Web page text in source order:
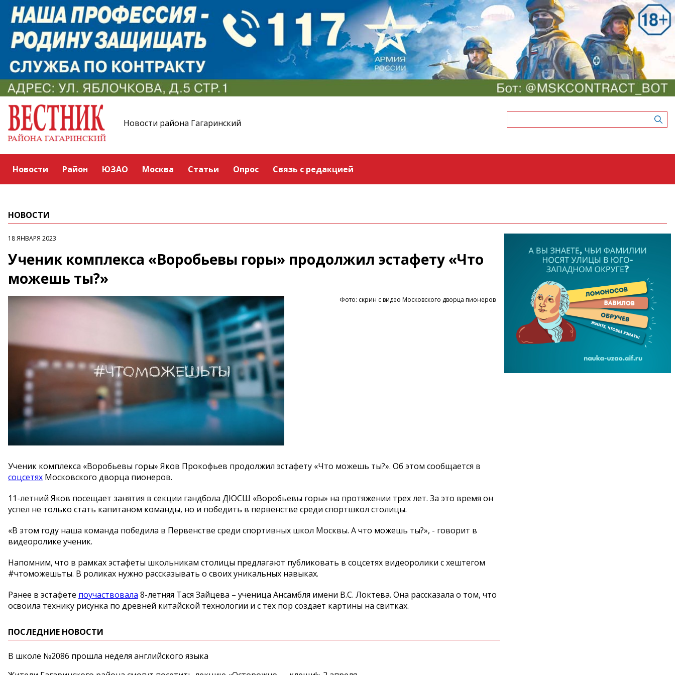
Новости района Гагаринский
Новости Район ЮЗАО Москва Статьи Опрос Связь с редакцией
НОВОСТИ
18 ЯНВАРЯ 2023
Ученик комплекса «Воробьевы горы» продолжил эстафету «Что
можешь ты?»
Фото: скрин с видео Московского дворца пионеров
Ученик комплекса «Воробьевы горы» Яков Прокофьев продолжил эстафету «Что можешь ты?». Об этом сообщается в
соцсетях Московского дворца пионеров.
11-летний Яков посещает занятия в секции гандбола ДЮСШ «Воробьевы горы» на протяжении трех лет. За это время он
успел не только стать капитаном команды, но и победить в первенстве среди спортшкол столицы.
«В этом году наша команда победила в Первенстве среди спортивных школ Москвы. А что можешь ты?», - говорит в
видеоролике ученик.
Напомним, что в рамках эстафеты школьникам столицы предлагают публиковать в соцсетях видеоролики с хештегом
#чтоможешьты. В роликах нужно рассказывать о своих уникальных навыках.
Ранее в эстафете поучаствовала 8-летняя Тася Зайцева – ученица Ансамбля имени В.С. Локтева. Она рассказала о том, что
освоила технику рисунка по древней китайской технологии и с тех пор создает картины на свитках.
ПОСЛЕДНИЕ НОВОСТИ
В школе №2086 прошла неделя английского языка